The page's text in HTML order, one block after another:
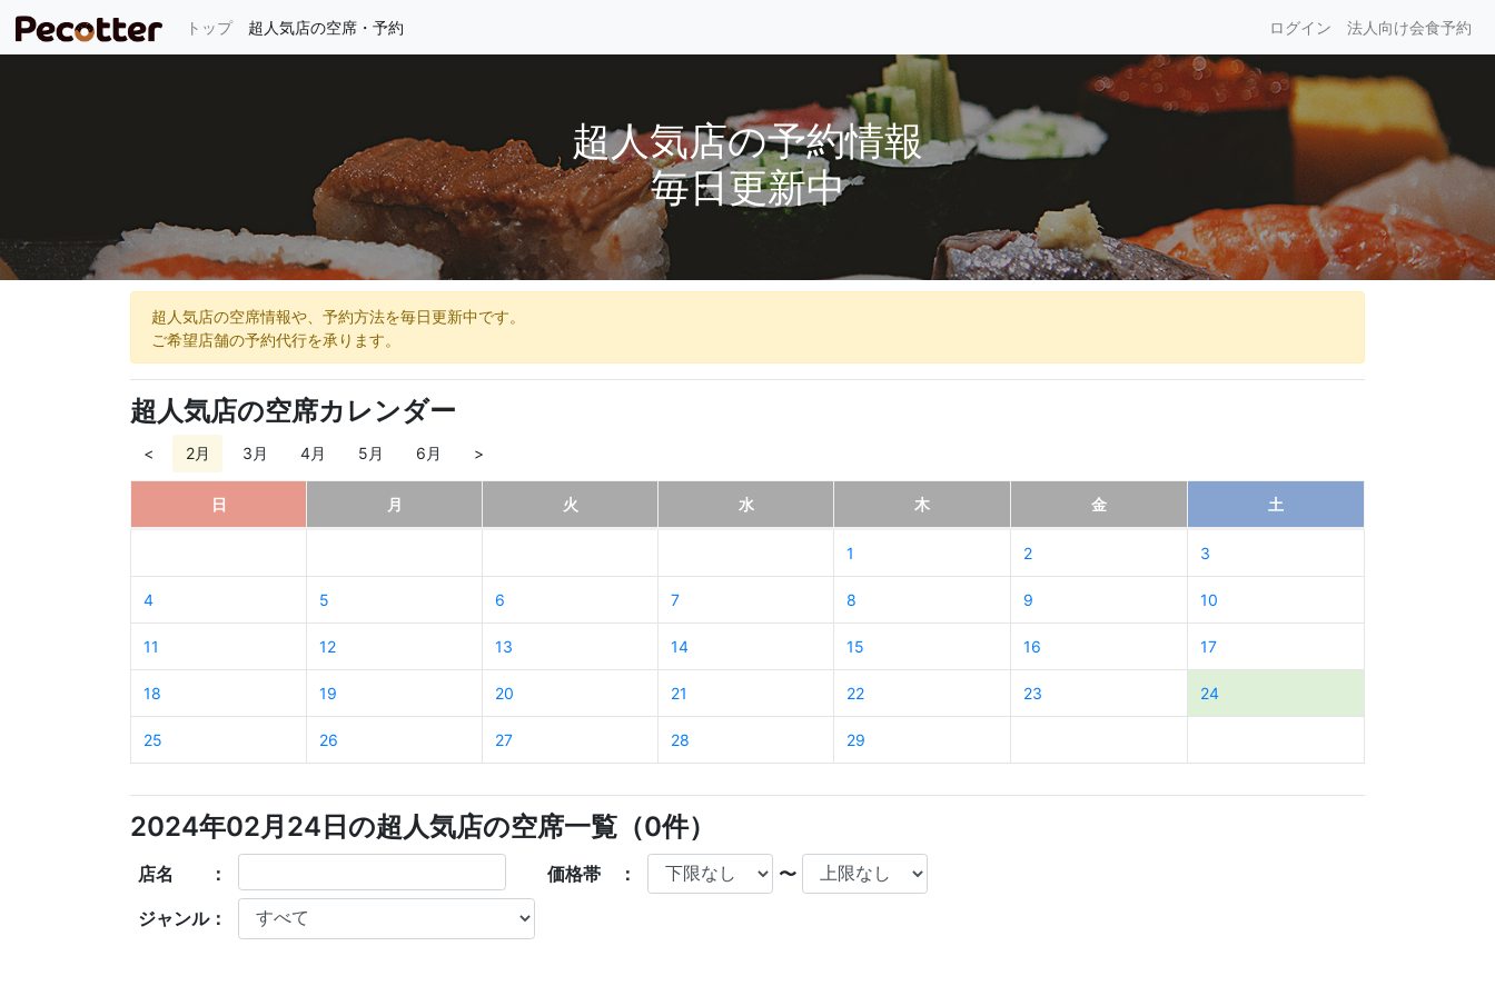
トップ(current)
超人気店の空席・予約 ログイン 法人向け会食予約
超人気店の予約情報
毎日更新中
超人気店の空席情報や、予約方法を毎日更新中です。
ご希望店舗の予約代行を承ります。
超人気店の空席カレンダー
< 2月 3月 4月 5月 6月 >
日 月 火 水 木 金 土
1 2 3
4 5 6 7 8 9 10
11 12 13 14 15 16 17
18 19 20 21 22 23 24
25 26 27 28 29
2024年02月24日の超人気店の空席一覧（0件）
店名 ： 価格帯 ： 〜
ジャンル：